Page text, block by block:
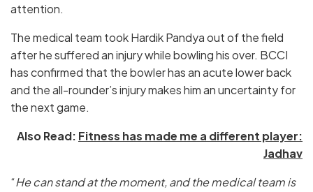
attention.
The medical team took Hardik Pandya out of the field
after he suffered an injury while bowling his over. BCCI
has confirmed that the bowler has an acute lower back
and the all-rounder’s injury makes him an uncertainty for
the next game.
Also Read: Fitness has made me a different player:
Jadhav
“He can stand at the moment, and the medical team is